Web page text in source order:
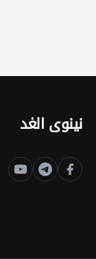
نينوى الغد